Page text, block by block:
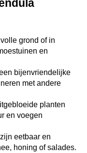
grond of in
en
bijenvriendelijke
met andere
planten
en voegen
eetbaar en
honing of salades.